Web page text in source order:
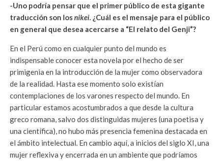
-Uno podría pensar que el primer público de esta gigante
traducción son losnikei. ¿Cuál es el mensaje para el público
en general que desea acercarse a “El relato del Genji”?
En el Perú como en cualquier punto del mundo es
indispensable conocer esta novela por el hecho de ser
primigenia en la introducción de la mujer como observadora
de la realidad. Hasta ese momento solo existían
contemplaciones de los varones respecto del mundo. En
particular estamos acostumbrados a que desde la cultura
greco romana, salvo dos distinguidas mujeres (una poetisa y
una científica), no hubo más presencia femenina destacada en
el ámbito intelectual. En cambio aquí, a inicios del siglo XI, una
mujer reflexiva y encerrada en un ambiente que podríamos